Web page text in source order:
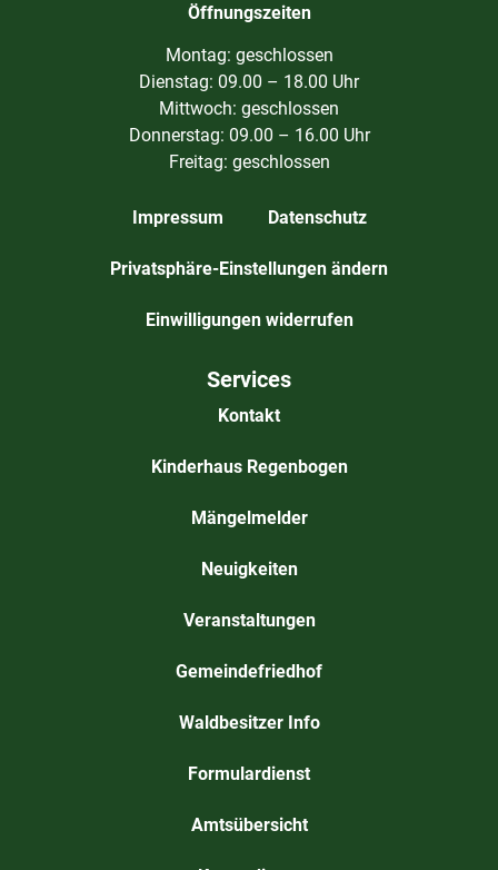
Öffnungszeiten
Montag: geschlossen
Dienstag: 09.00 – 18.00 Uhr
Mittwoch: geschlossen
Donnerstag: 09.00 – 16.00 Uhr
Freitag: geschlossen
Impressum Datenschutz
Privatsphäre-Einstellungen ändern
Einwilligungen widerrufen
Services
Kontakt
Kinderhaus Regenbogen
Mängelmelder
Neuigkeiten
Veranstaltungen
Gemeindefriedhof
Waldbesitzer Info
Formulardienst
Amtsübersicht